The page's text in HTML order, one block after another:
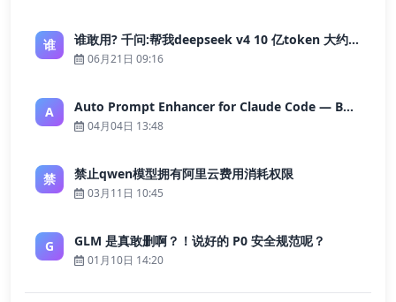
谁 谁敢用? 千问:帮我deepseek v4 10 亿token 大约多少花费 ?
06月21日 09:16
A Auto Prompt Enhancer for Claude Code — Building a Highly Reliable AI Programming Workflow
04月04日 13:48
禁 禁止qwen模型拥有阿里云费用消耗权限
03月11日 10:45
G GLM 是真敢删啊？！说好的 P0 安全规范呢？
01月10日 14:20